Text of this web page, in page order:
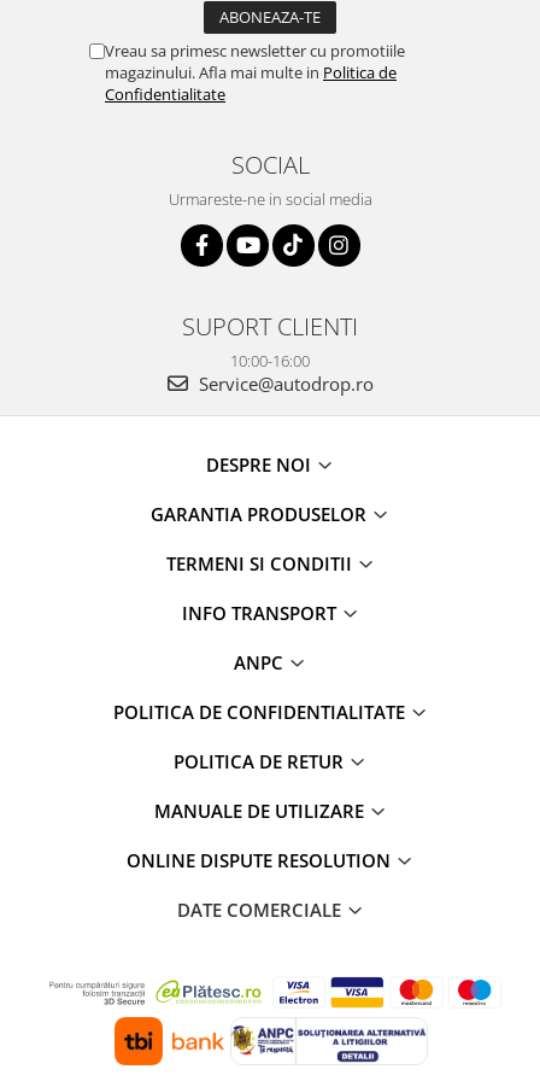
Vreau sa primesc newsletter cu promotiile
magazinului. Afla mai multe in Politica de
Confidentialitate
SOCIAL
Urmareste-ne in social media
SUPORT CLIENTI
10:00-16:00
Service@autodrop.ro
DESPRE NOI
GARANTIA PRODUSELOR
TERMENI SI CONDITII
INFO TRANSPORT
ANPC
POLITICA DE CONFIDENTIALITATE
POLITICA DE RETUR
MANUALE DE UTILIZARE
ONLINE DISPUTE RESOLUTION
DATE COMERCIALE